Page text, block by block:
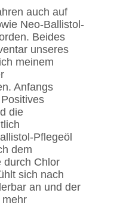
auch auf
Neo-Ballistol-
Beides
unseres
meinem
Anfangs
die
Pflegeöl
dem
durch Chlor
sich nach
an und der
mehr